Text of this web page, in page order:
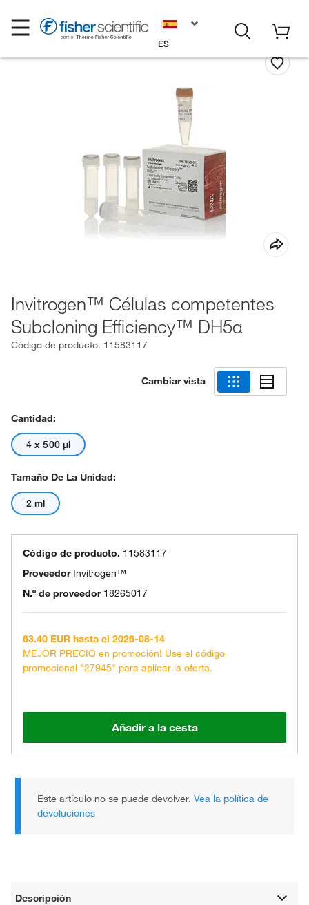
ES
Invitrogen™ Células competentes
Subcloning Efficiency™ DH5α
Código de producto. 11583117
Cambiar vista
Cantidad:
4 x 500 μl
Tamaño De La Unidad:
2 ml
Código de producto. 11583117
Proveedor Invitrogen™
N.º de proveedor 18265017
63.40 EUR hasta el 2026-08-14
MEJOR PRECIO en promoción! Use el código
promocional "27945" para aplicar la oferta.
Añadir a la cesta
Este artículo no se puede devolver.Vea la política de
devoluciones
Descripción